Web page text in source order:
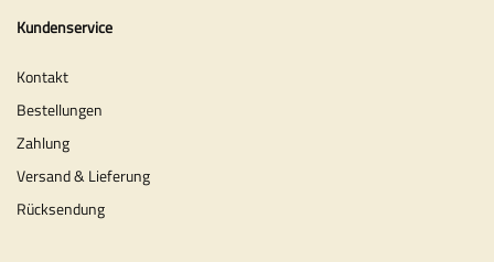
Kundenservice
Kontakt
Bestellungen
Zahlung
Versand & Lieferung
Rücksendung